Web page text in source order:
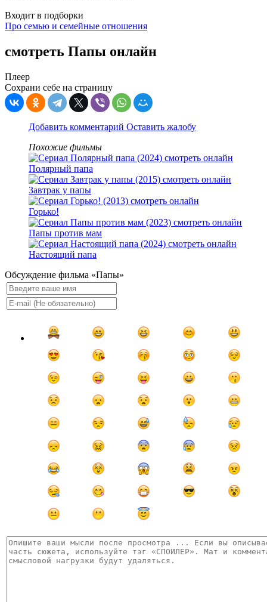
Входит в подборки
Про семью и семейные отношения
смотреть Папы онлайн
Плеер
Сохрани себе на страницу
Добавить комментарий Оставить жалобу
Похожие фильмы
Полярный папа
Завтрак у папы
Горько!
Папы против мам
Настоящий папа
Обсуждение фильма «Папы»